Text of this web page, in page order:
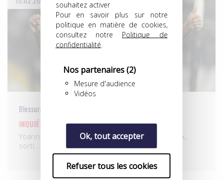
souhaitez activer
Pour en savoir plus sur notre
politique en matière de cookies,
consultez notre Politique de
confidentialité
Nos partenaires(2)
Mesure d'audience
Vidéos
Ok, tout accepter
Refuser tous les cookies
Blessure
INQUIÉTUDE POUR GOURCUFF…
Yoann Gourcuff, le milieu de terrain de Bordeaux,
sorti…